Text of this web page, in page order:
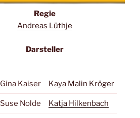
Regie
Andreas Lüthje
Darsteller
Gina Kaiser Kaya Malin Kröger
Suse Nolde Katja Hilkenbach